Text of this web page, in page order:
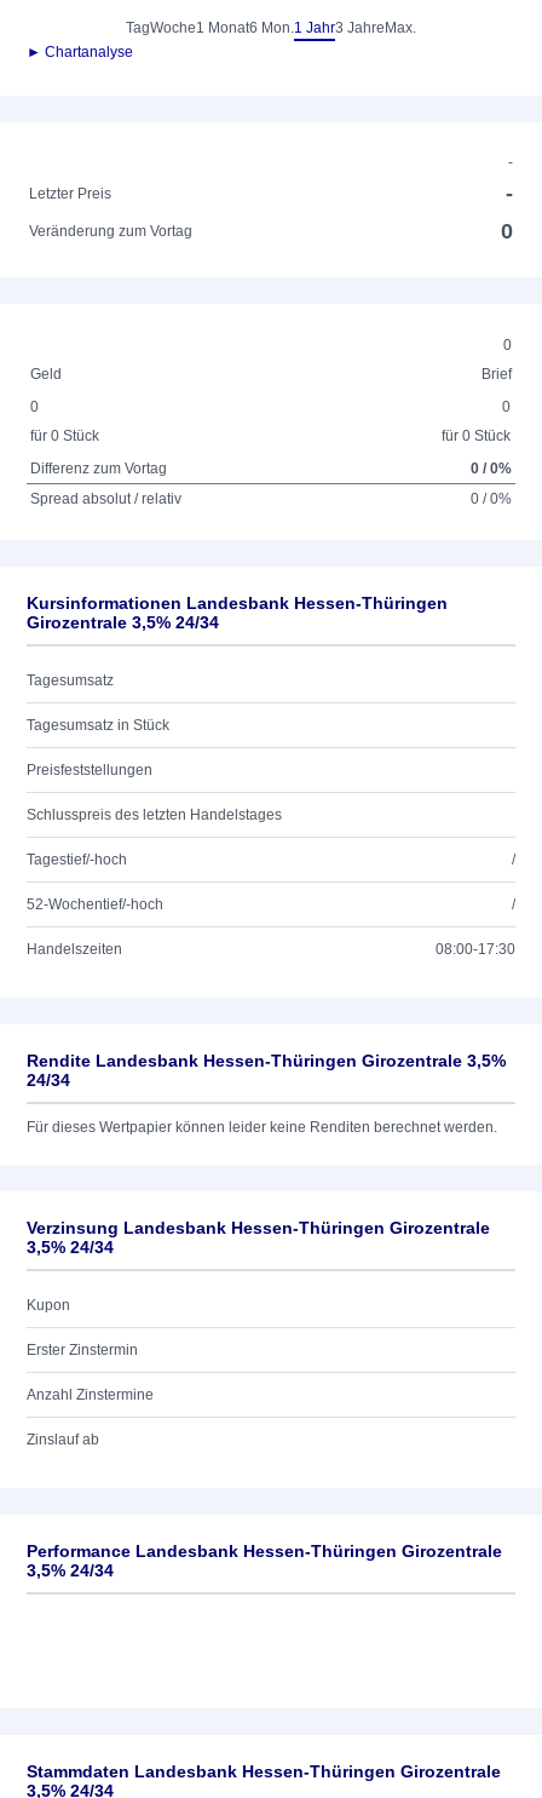
TagWoche1 Monat6 Mon.1 Jahr3 Jahre Max.
► Chartanalyse
-
Letzter Preis
-
Veränderung zum Vortag 0
0
Geld
Brief
0
für 0 Stück
0
für 0 Stück
Differenz zum Vortag
0 / 0%
Spread absolut / relativ
0 / 0%
Kursinformationen Landesbank Hessen-Thüringen
Girozentrale 3,5% 24/34
Tagesumsatz
Tagesumsatz in Stück
Preisfeststellungen
Schlusspreis des letzten Handelstages
Tagestief/-hoch /
52-Wochentief/-hoch /
Handelszeiten 08:00-17:30
Rendite Landesbank Hessen-Thüringen Girozentrale 3,5%
24/34
Für dieses Wertpapier können leider keine Renditen berechnet werden.
Verzinsung Landesbank Hessen-Thüringen Girozentrale
3,5% 24/34
Kupon
Erster Zinstermin
Anzahl Zinstermine
Zinslauf ab
Performance Landesbank Hessen-Thüringen Girozentrale
3,5% 24/34
Stammdaten Landesbank Hessen-Thüringen Girozentrale
3,5% 24/34